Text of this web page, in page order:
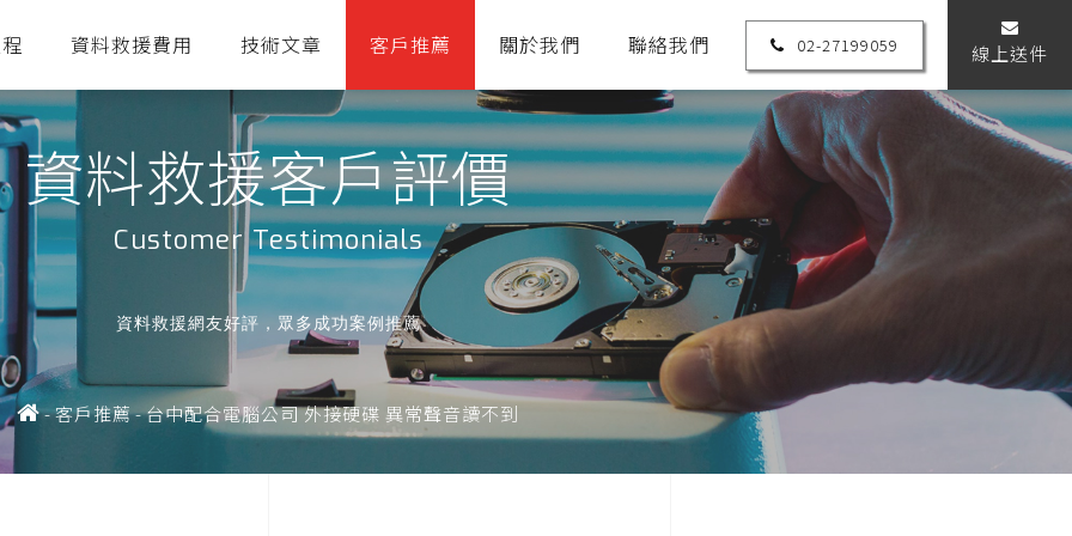
資料救援費用 技術文章 客戶推薦 關於我們 聯絡我們 02-27199059 線上送件
資料救援客戶評價
Customer Testimonials
資料救援網友好評，眾多成功案例推薦
-客戶推薦-台中配合電腦公司 外接硬碟 異常聲音讀不到